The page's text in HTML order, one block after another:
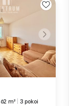
62 m² 3 pokoi